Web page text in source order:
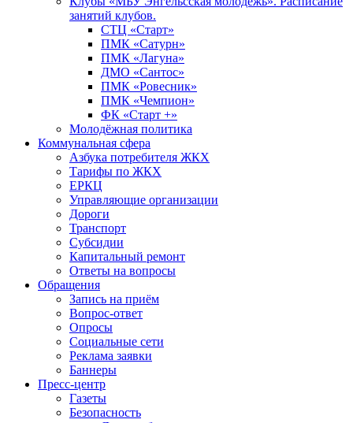
занятий клубов.
СТЦ «Старт»
ПМК «Сатурн»
ПМК «Лагуна»
ДМО «Сантос»
ПМК «Ровесник»
ПМК «Чемпион»
ФК «Старт +»
Молодёжная политика
Коммунальная сфера
Азбука потребителя ЖКХ
Тарифы по ЖКХ
ЕРКЦ
Управляющие организации
Дороги
Транспорт
Субсидии
Капитальный ремонт
Ответы на вопросы
Обращения
Запись на приём
Вопрос-ответ
Опросы
Социальные сети
Реклама заявки
Баннеры
Пресс-центр
Газеты
Безопасность